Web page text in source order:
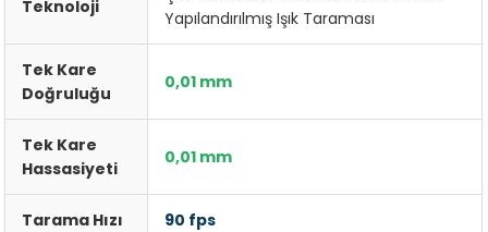
Teknoloji
Yapılandırılmış Işık Taraması
Tek Kare
Doğruluğu
0,01 mm
Tek Kare
Hassasiyeti
0,01 mm
Tarama Hızı 90 fps